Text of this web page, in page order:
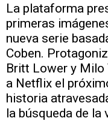
La plataforma
primeras
nueva serie
Coben.
Britt Lower y Milo
a Netflix el
historia
la búsqueda de la